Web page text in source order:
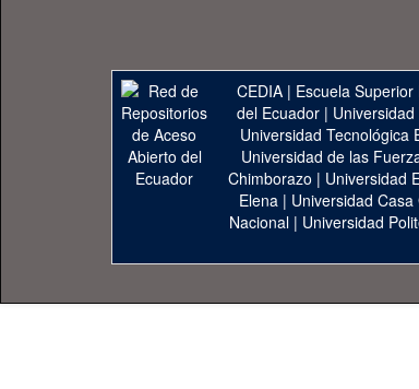
CEDIA | Escuela
del Ecuador|
Universidad Tecnológica
Universidad de las
Chimborazo | Universidad
Elena | Universidad
Nacional | Universidad